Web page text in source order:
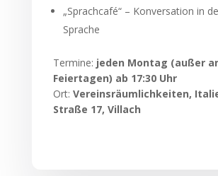
„Sprachcafé“ – Konversation in
Sprache
Termine: jeden Montag (außer
Feiertagen) ab 17:30 Uhr
Ort: Vereinsräumlichkeiten,
Straße 17, Villach